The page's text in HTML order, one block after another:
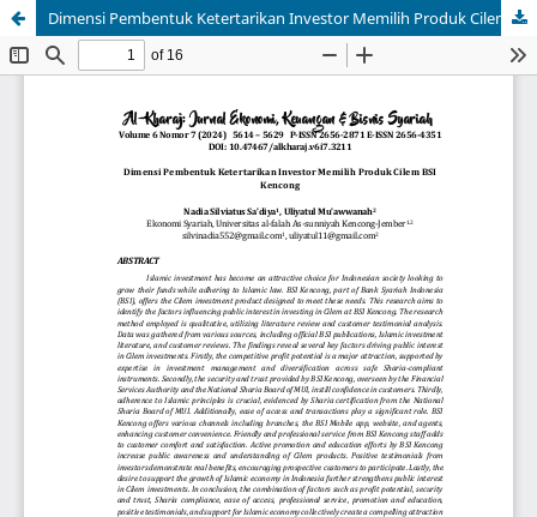
Dimensi Pembentuk Ketertarikan Investor Memilih Produk Cilem BSI Kencong